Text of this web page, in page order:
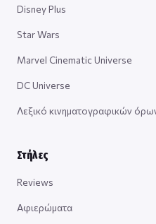
Disney Plus
Star Wars
Marvel Cinematic Universe
DC Universe
Λεξικό κινηματογραφικών
Στήλες
Reviews
Αφιερώματα